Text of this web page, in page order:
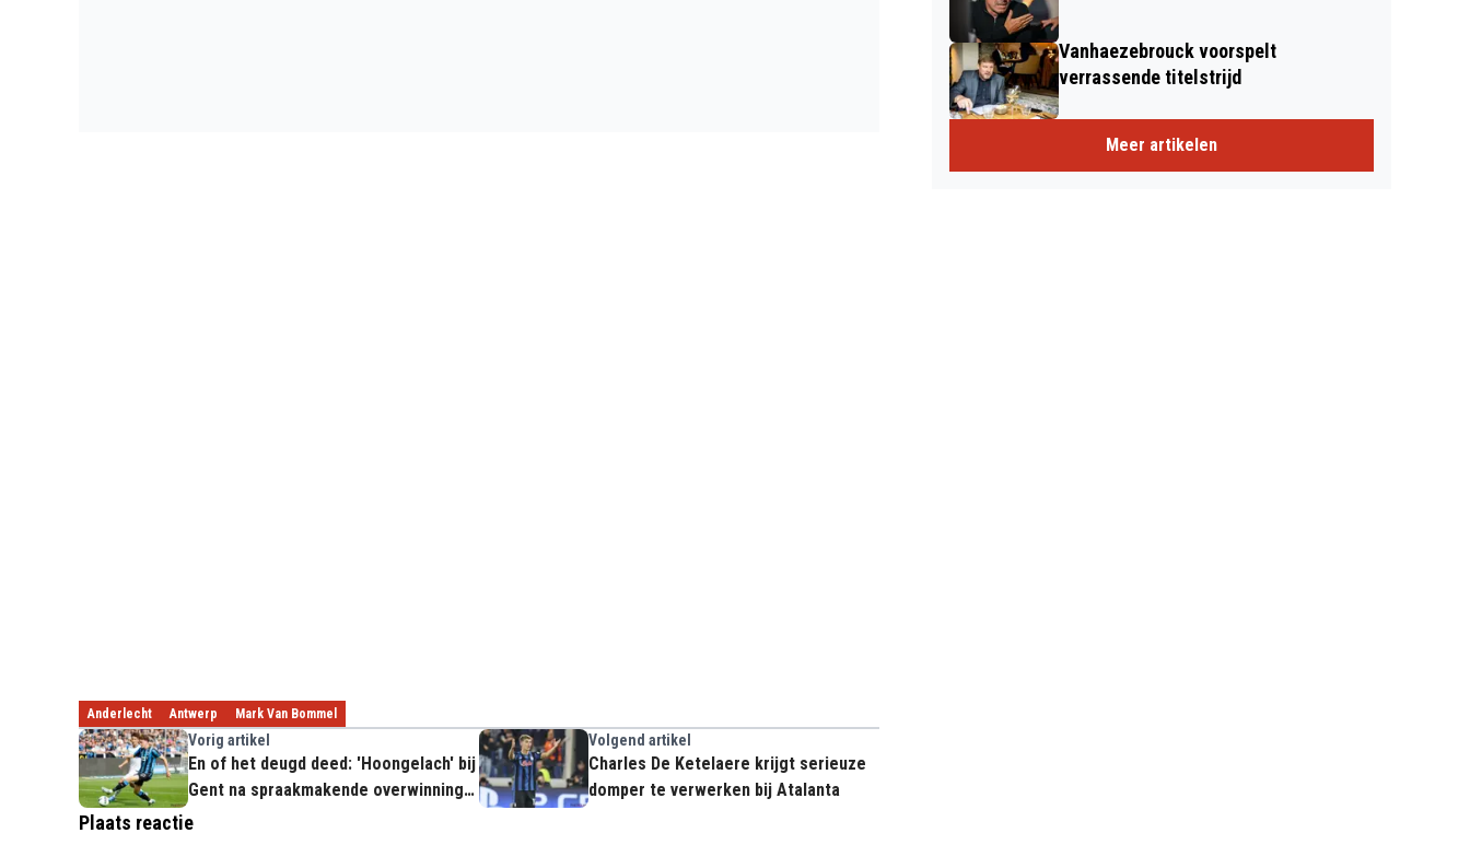
Anderlecht Antwerp Mark Van Bommel
Vorig artikel
En of het deugd deed: 'Hoongelach' bij
Gent na spraakmakende overwinning
op Club Brugge
Volgend artikel
Charles De Ketelaere krijgt serieuze
domper te verwerken bij Atalanta
Plaats reactie
Vanhaezebrouck voorspelt
verrassende titelstrijd
Meer artikelen